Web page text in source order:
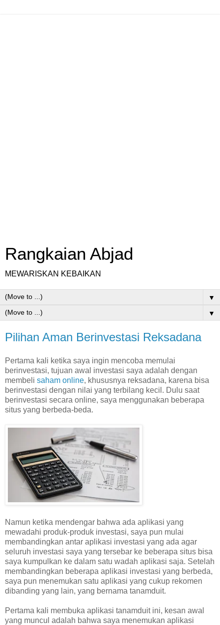
Rangkaian Abjad
MEWARISKAN KEBAIKAN
▼
▼
Pilihan Aman Berinvestasi Reksadana
Pertama kali ketika saya ingin mencoba memulai
berinvestasi, tujuan awal investasi saya adalah dengan
membeli saham online, khususnya reksadana, karena bisa
berinvestasi dengan nilai yang terbilang kecil. Dulu saat
berinvestasi secara online, saya menggunakan beberapa
situs yang berbeda-beda.
Namun ketika mendengar bahwa ada aplikasi yang
mewadahi produk-produk investasi, saya pun mulai
membandingkan antar aplikasi investasi yang ada agar
seluruh investasi saya yang tersebar ke beberapa situs bisa
saya kumpulkan ke dalam satu wadah aplikasi saja. Setelah
membandingkan beberapa aplikasi investasi yang berbeda,
saya pun menemukan satu aplikasi yang cukup rekomen
dibanding yang lain, yang bernama tanamduit.
Pertama kali membuka aplikasi tanamduit ini, kesan awal
yang muncul adalah bahwa saya menemukan aplikasi